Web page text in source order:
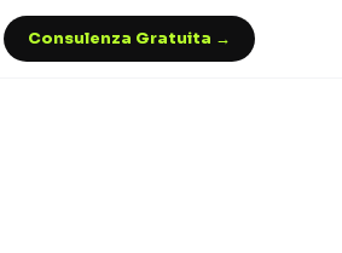
Consulenza Gratuita →